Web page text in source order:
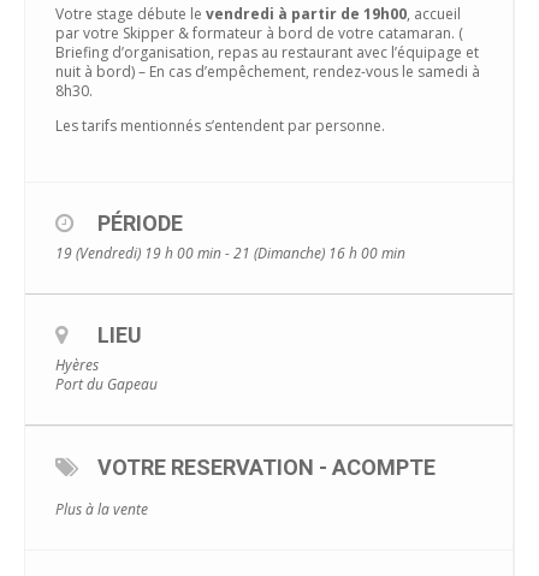
Votre stage débute le vendredi à partir de 19h00, accueil
par votre Skipper & formateur à bord de votre catamaran. (
Briefing d’organisation, repas au restaurant avec l’équipage et
nuit à bord) – En cas d’empêchement, rendez-vous le samedi à
8h30.
Les tarifs mentionnés s’entendent par personne.
PÉRIODE
19 (Vendredi) 19 h 00 min - 21 (Dimanche) 16 h 00 min
LIEU
Hyères
Port du Gapeau
VOTRE RESERVATION - ACOMPTE
Plus à la vente